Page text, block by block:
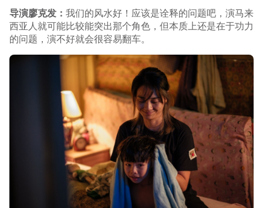
导演廖克发： 我们的风水好！应该是诠释的问题吧，演马来
西亚人就可能比较能突出那个角色，但本质上还是在于功力
的问题，演不好就会很容易翻车。